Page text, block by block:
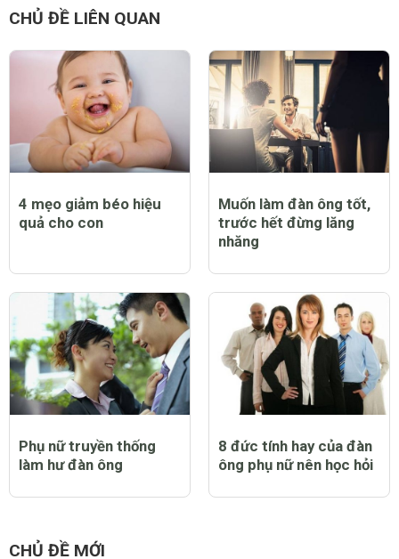
Đăng
CHỦ ĐỀ LIÊN QUAN
quả cho con
trước hết đừng lăng
nhăng
làm hư đàn ông